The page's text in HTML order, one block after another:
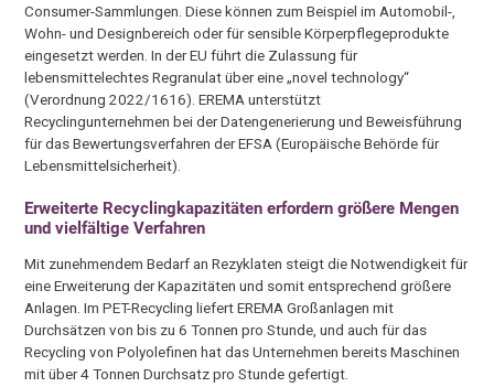
Consumer-Sammlungen. Diese können zum Beispiel im Automobil-,
Wohn- und Designbereich oder für sensible Körperpflegeprodukte
eingesetzt werden. In der EU führt die Zulassung für
lebensmittelechtes Regranulat über eine „novel technology“
(Verordnung 2022/1616). EREMA unterstützt
Recyclingunternehmen bei der Datengenerierung und Beweisführung
für das Bewertungsverfahren der EFSA (Europäische Behörde für
Lebensmittelsicherheit).
Erweiterte Recyclingkapazitäten erfordern größere Mengen
und vielfältige Verfahren
Mit zunehmendem Bedarf an Rezyklaten steigt die Notwendigkeit für
eine Erweiterung der Kapazitäten und somit entsprechend größere
Anlagen. Im PET-Recycling liefert EREMA Großanlagen mit
Durchsätzen von bis zu 6 Tonnen pro Stunde, und auch für das
Recycling von Polyolefinen hat das Unternehmen bereits Maschinen
mit über 4 Tonnen Durchsatz pro Stunde gefertigt.